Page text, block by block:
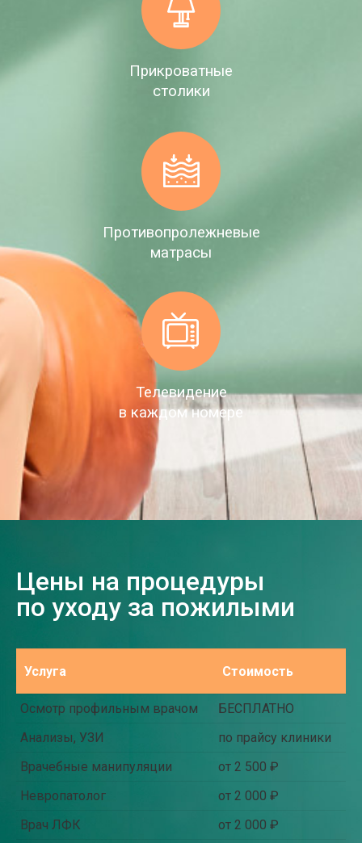
Прикроватные
столики
Противопролежневые
матрасы
Телевидение
в каждом номере
Цены на процедуры
по уходу за пожилыми
Услуга Стоимость
Осмотр профильным врачом
БЕСПЛАТНО
Анализы, УЗИ
по прайсу клиники
Врачебные манипуляции
от 2 500 ₽
Невропатолог
от 2 000 ₽
Врач ЛФК
от 2 000 ₽